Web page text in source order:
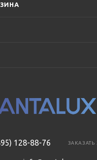
128-88-76